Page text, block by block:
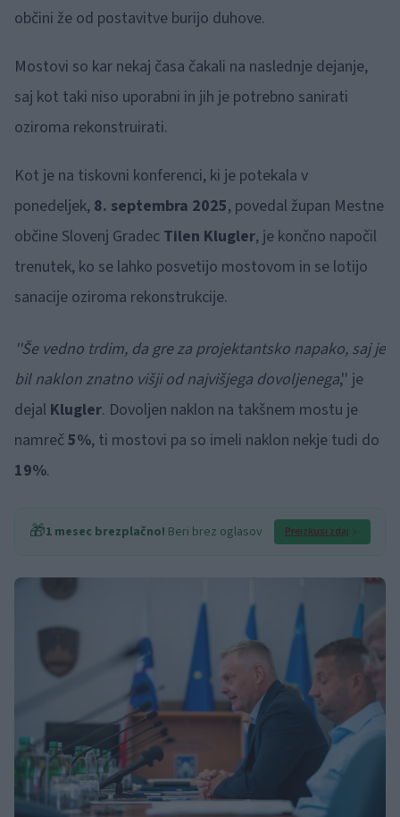
občini že od postavitve burijo duhove.
Mostovi so kar nekaj časa čakali na naslednje dejanje,
saj kot taki niso uporabni in jih je potrebno sanirati
oziroma rekonstruirati.
Kot je na tiskovni konferenci, ki je potekala v
ponedeljek, 8. septembra 2025, povedal župan Mestne
občine Slovenj Gradec Tilen Klugler, je končno napočil
trenutek, ko se lahko posvetijo mostovom in se lotijo
sanacije oziroma rekonstrukcije.
''Še vedno trdim, da gre za projektantsko napako, saj je
bil naklon znatno višji od najvišjega dovoljenega,'' je
dejal Klugler. Dovoljen naklon na takšnem mostu je
namreč 5%, ti mostovi pa so imeli naklon nekje tudi do
19%.
🎁1 mesec brezplačno! Beri brez oglasov Preizkusi zdaj